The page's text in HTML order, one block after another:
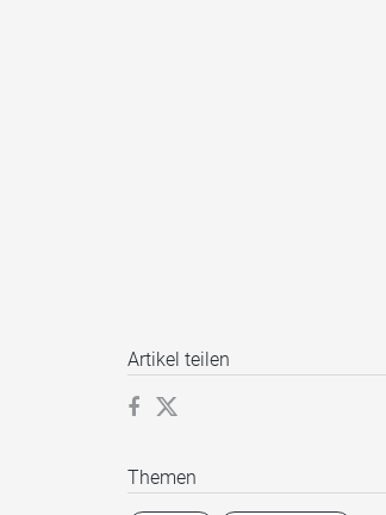
Artikel teilen
Themen